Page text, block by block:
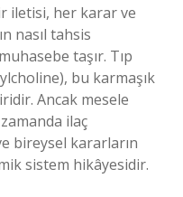
iletisi, her karar ve
nasıl tahsis
taşır. Tıp
bu karmaşık
Ancak mesele
ilaç
bireysel kararların
sistem hikâyesidir.